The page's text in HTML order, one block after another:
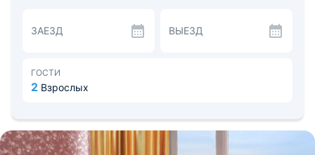
гигиеническими средствами.
Категория Апартаменты включает в себя удобную
В шаговой доступности работают различные магазины.
К посещению рекомендуют: Музей Веры Мухиной и
Керчь — 86,8 км.
ЗАЕЗД ВЫЕЗД
ГОСТИ
2 Взрослых